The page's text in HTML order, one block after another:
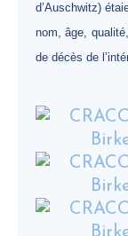
d’Auschwitz)
nom, âge,
de décès de